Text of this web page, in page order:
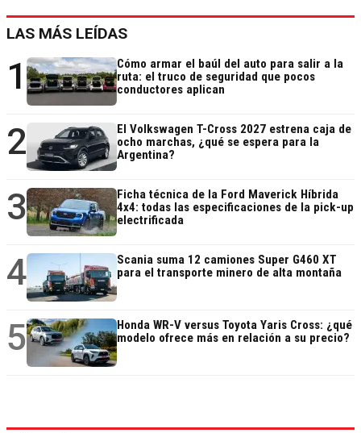
LAS MÁS LEÍDAS
1
Cómo armar el baúl del auto para salir a la
ruta: el truco de seguridad que pocos
conductores aplican
2
El Volkswagen T-Cross 2027 estrena caja de
ocho marchas, ¿qué se espera para la
Argentina?
3
Ficha técnica de la Ford Maverick Híbrida
4x4: todas las especificaciones de la pick-up
electrificada
4
Scania suma 12 camiones Super G460 XT
para el transporte minero de alta montaña
5
Honda WR-V versus Toyota Yaris Cross: ¿qué
modelo ofrece más en relación a su precio?